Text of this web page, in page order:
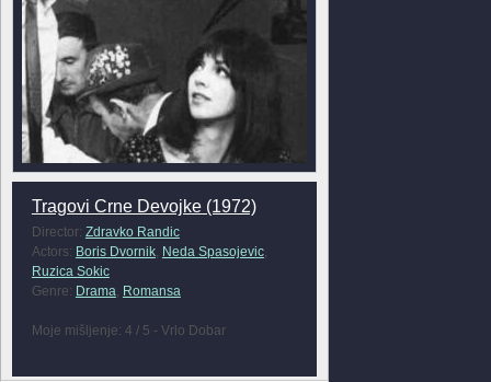
Tragovi Crne Devojke (1972)
Director: Zdravko Randic
Actors: Boris Dvornik, Neda Spasojevic,
Ruzica Sokic
Genre: Drama, Romansa
Moje mišljenje: 4 / 5 - Vrlo Dobar